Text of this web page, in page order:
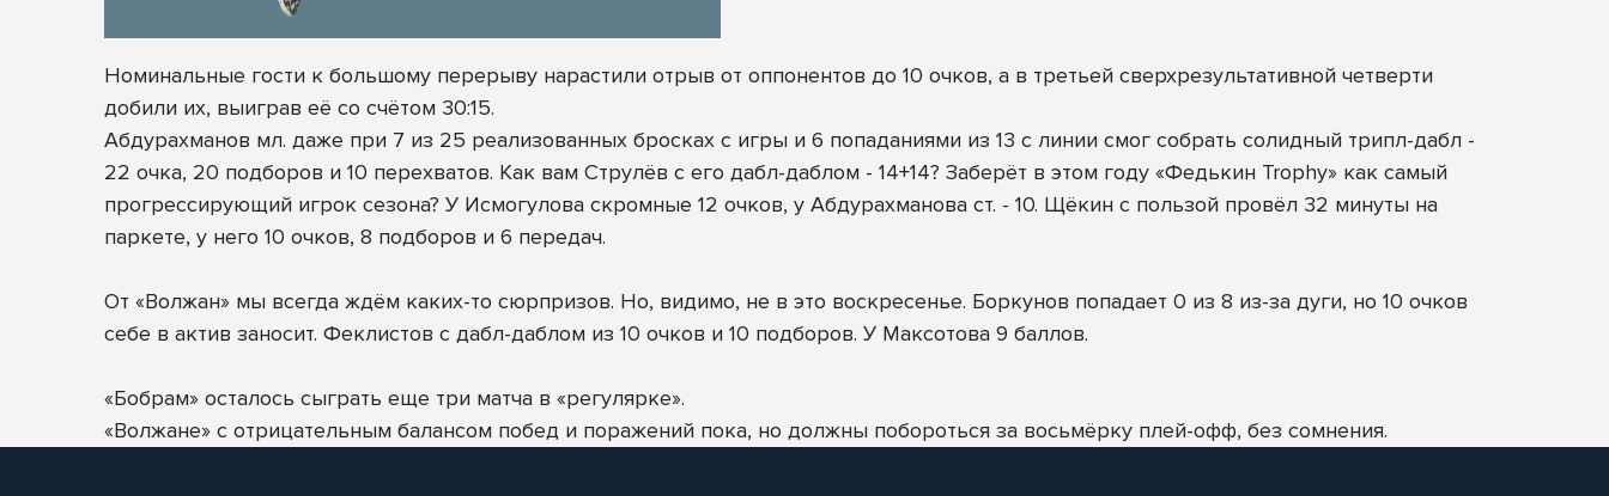
Номинальные гости к большому перерыву нарастили отрыв от оппонентов до 10 очков, а в третьей сверхрезультативной четверти
добили их, выиграв её со счётом 30:15.
Абдурахманов мл. даже при 7 из 25 реализованных бросках с игры и 6 попаданиями из 13 с линии смог собрать солидный трипл-дабл -
22 очка, 20 подборов и 10 перехватов. Как вам Струлёв с его дабл-даблом - 14+14? Заберёт в этом году «Федькин Trophy» как самый
прогрессирующий игрок сезона? У Исмогулова скромные 12 очков, у Абдурахманова ст. - 10. Щёкин с пользой провёл 32 минуты на
паркете, у него 10 очков, 8 подборов и 6 передач.
От «Волжан» мы всегда ждём каких-то сюрпризов. Но, видимо, не в это воскресенье. Боркунов попадает 0 из 8 из-за дуги, но 10 очков
себе в актив заносит. Феклистов с дабл-даблом из 10 очков и 10 подборов. У Максотова 9 баллов.
«Бобрам» осталось сыграть еще три матча в «регулярке».
«Волжане» с отрицательным балансом побед и поражений пока, но должны побороться за восьмёрку плей-офф, без сомнения.